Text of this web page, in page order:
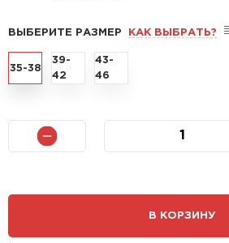
ВЫБЕРИТЕ РАЗМЕР КАК ВЫБРАТЬ?
35-38
39-
42
43-
46
В КОРЗИНУ